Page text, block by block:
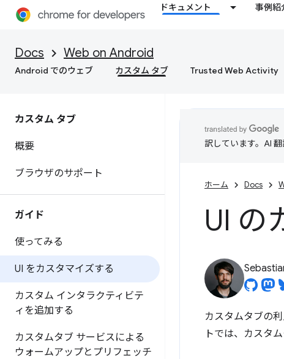
ドキュメント 事例紹
Docs Web on Android
Android でのウェブ カスタム タブ Trusted Web Activity
カスタム タブ
概要
ブラウザのサポート
ガイド
使ってみる
UI をカスタマイズする
カスタム インタラクティビテ
ィを追加する
カスタムタブ サービスによる
ウォームアップとプリフェッチ
訳しています。AI
ホーム Docs
UI の
カスタムタブの
トでは、カスタ